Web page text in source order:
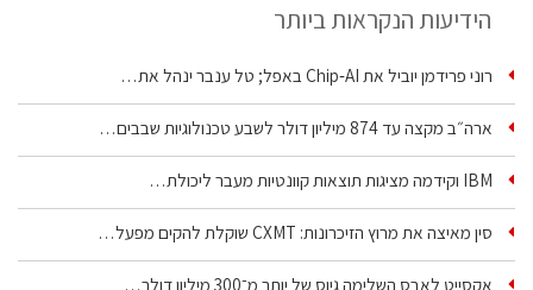
הידיעות הנקראות ביותר
רוני פרידמן יוביל את Chip‑AI באפל; טל ענבר ינהל את…
ארה״ב מקצה עד 874 מיליון דולר לשבע טכנולוגיות שבבים…
IBM וקידמה מציגות תוצאות קוונטיות מעבר ליכולת…
סין מאיצה את מרוץ הזיכרונות: CXMT שוקלת להקים מפעל…
אקסייט לאבס השלימה גיוס של יותר מ־300 מיליון דולר…